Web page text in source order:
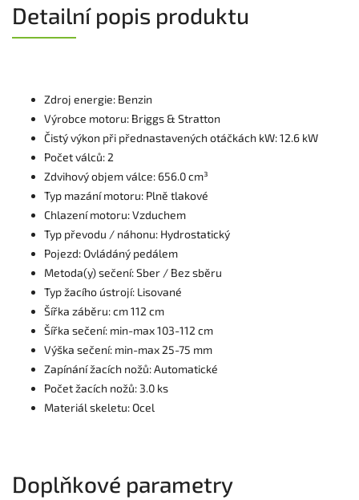
Detailní popis produktu
Zdroj energie: Benzin
Výrobce motoru: Briggs & Stratton
Čistý výkon při přednastavených otáčkách kW: 12.6 kW
Počet válců: 2
Zdvihový objem válce: 656.0 cm³
Typ mazání motoru: Plně tlakové
Chlazení motoru: Vzduchem
Typ převodu / náhonu: Hydrostatický
Pojezd: Ovládáný pedálem
Metoda(y) sečení: Sber / Bez sběru
Typ žacího ústrojí: Lisované
Šířka záběru: cm 112 cm
Šířka sečení: min-max 103-112 cm
Výška sečení: min-max 25-75 mm
Zapínání žacích nožů: Automatické
Počet žacích nožů: 3.0 ks
Materiál skeletu: Ocel
Doplňkové parametry